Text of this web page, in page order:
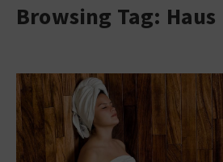
Browsing Tag: Haus